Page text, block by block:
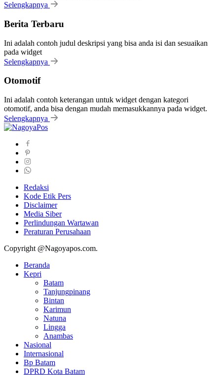
Selengkapnya
Berita Terbaru
Ini adalah contoh judul deskripsi yang bisa anda isi dan sesuaikan
pada widget
Selengkapnya
Otomotif
Ini adalah contoh keterangan untuk widget dengan kategori
otomotif, anda bisa dengan mudah memasukkannya pada widget.
Selengkapnya
Redaksi
Kode Etik Pers
Disclaimer
Media Siber
Perlindungan Wartawan
Peraturan Perusahaan
Copyright @Nagoyapos.com.
Beranda
Kepri
Batam
Tanjungpinang
Bintan
Karimun
Natuna
Lingga
Anambas
Nasional
Internasional
Bp Batam
DPRD Kota Batam